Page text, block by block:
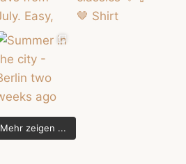
Mehr zeigen ...